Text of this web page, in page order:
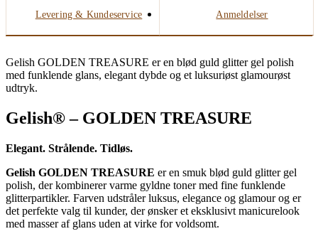
Levering & Kundeservice Anmeldelser
Gelish GOLDEN TREASURE er en blød guld glitter gel polish
med funklende glans, elegant dybde og et luksuriøst glamourøst
udtryk.
Gelish® – GOLDEN TREASURE
Elegant. Strålende. Tidløs.
Gelish GOLDEN TREASURE er en smuk blød guld glitter gel
polish, der kombinerer varme gyldne toner med fine funklende
glitterpartikler. Farven udstråler luksus, elegance og glamour og er
det perfekte valg til kunder, der ønsker et eksklusivt manicurelook
med masser af glans uden at virke for voldsomt.